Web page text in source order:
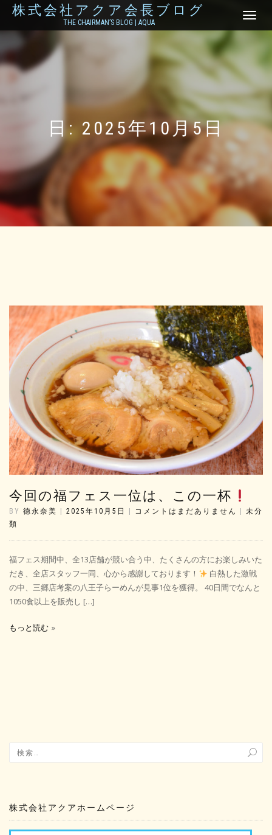
株式会社アクア会長ブログ
THE CHAIRMAN’S BLOG | AQUA
ナ
ン
切
え
日: 2025年10月5日
今回の福フェス一位は、この一杯
BY 徳永奈美 2025年10月5日 コメントはまだありません
未分
類
福フェス期間中、全13店舗が競い合う中、たくさんの方にお楽しみいた
だき、全店スタッフ一同、心から感謝しております！
白熱した激戦
の中、三郷店考案の八王子らーめんが見事1位を獲得。 40日間でなんと
1050食以上を販売し […]
もっと読む
株式会社アクアホームページ